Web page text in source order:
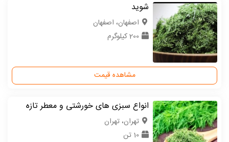
شوید
اصفهان، اصفهان
200 کیلوگرم
مشاهده قیمت
انواع سبزی های خورشتی و معطر تازه
تهران، تهران
10 تن